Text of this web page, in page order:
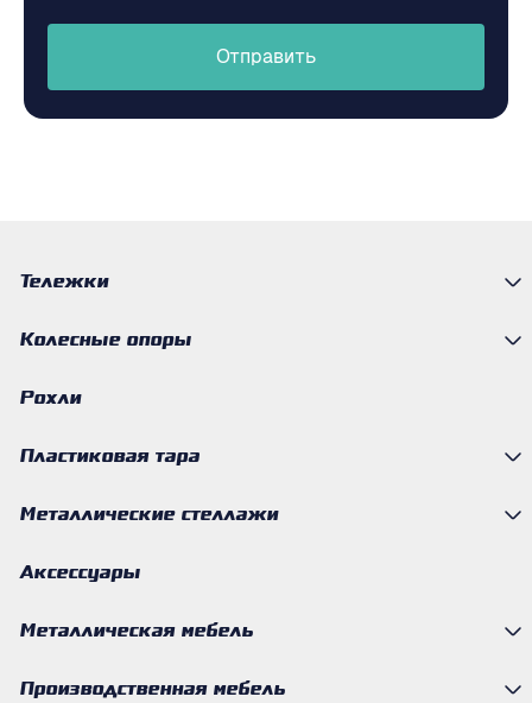
Отправить
Тележки
Колесные опоры
Рохли
Пластиковая тара
Металлические стеллажи
Аксессуары
Металлическая мебель
Производственная мебель